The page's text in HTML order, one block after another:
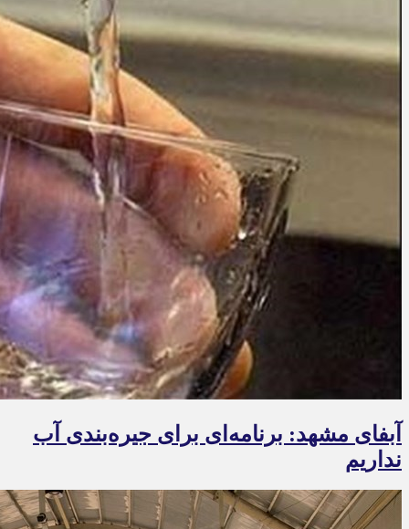
آبفای مشهد: برنامه‌ای برای جیره‌بندی آب
نداریم